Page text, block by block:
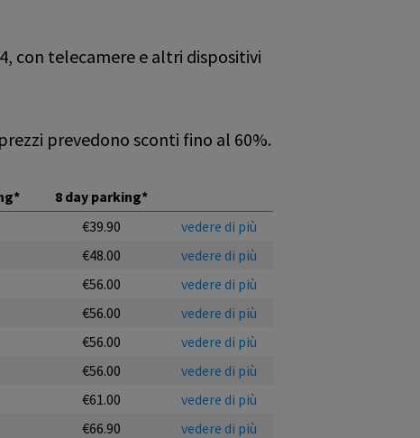
con telecamere e altri dispositivi
prevedono sconti fino al 60%.
8 day parking*
€39.90
vedere di più
€48.00
vedere di più
€56.00
vedere di più
€56.00
vedere di più
€56.00
vedere di più
€56.00
vedere di più
€61.00
vedere di più
€66.90
vedere di più